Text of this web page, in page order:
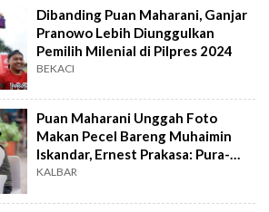
Dibanding Puan Maharani, Ganjar
Pranowo Lebih Diunggulkan
Pemilih Milenial di Pilpres 2024
BEKACI
Puan Maharani Unggah Foto
Makan Pecel Bareng Muhaimin
Iskandar, Ernest Prakasa: Pura-
Pura Merakyat Aja Gagal Total
KALBAR